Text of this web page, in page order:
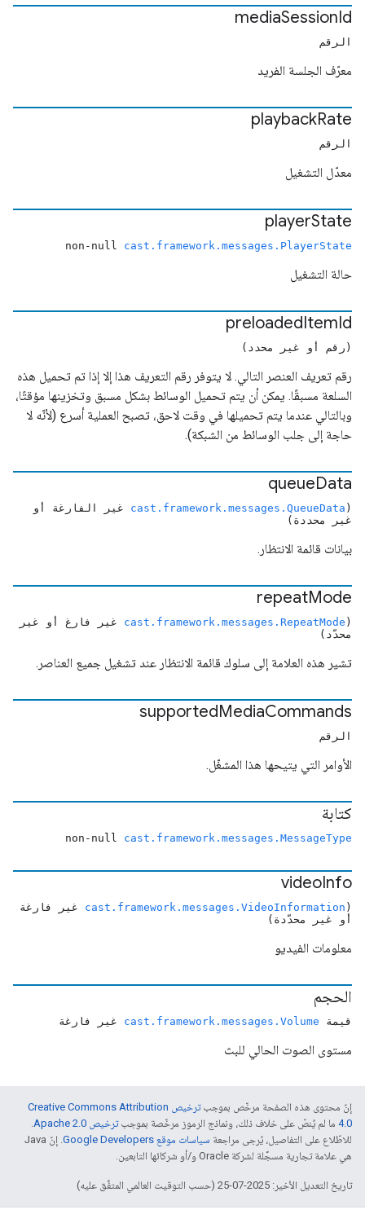
mediaSessionId
الرقم
معرّف الجلسة الفريد
playbackRate
الرقم
معدّل التشغيل
playerState
non-null cast.framework.messages.PlayerState
حالة التشغيل
preloadedItemId
(رقم أو غير محدد)
رقم تعريف العنصر التالي. لا يتوفر رقم التعريف هذا إلا إذا تم تحميل هذه
السلعة مسبقًا. يمكن أن يتم تحميل الوسائط بشكل مسبق وتخزينها مؤقتًا،
وبالتالي عندما يتم تحميلها في وقت لاحق، تصبح العملية أسرع (لأنّه لا
حاجة إلى جلب الوسائط من الشبكة).
queueData
(
cast.framework.messages.QueueData غير الفارغة أو
غير محددة)
بيانات قائمة الانتظار.
repeatMode
(
cast.framework.messages.RepeatMode غير فارغ أو غير
محدّد)
تشير هذه العلامة إلى سلوك قائمة الانتظار عند تشغيل جميع العناصر.
supportedMediaCommands
الرقم
الأوامر التي يتيحها هذا المشغّل.
كتابة
non-null cast.framework.messages.MessageType
videoInfo
(
cast.framework.messages.VideoInformation غير فارغة
أو غير محدّدة)
معلومات الفيديو
الحجم
قيمة cast.framework.messages.Volume غير فارغة
مستوى الصوت الحالي للبث
إنّ محتوى هذه الصفحة مرخّص بموجب
ترخيص Creative Commons Attribution
4.0‏ ما لم يُنصّ على خلاف ذلك، ونماذج الرموز مرخّصة بموجبترخيص Apache 2.0‏
.
للاطّلاع على التفاصيل، يُرجى مراجعة سياسات موقع Google Developers‏
. إنّ Java
هي علامة تجارية مسجَّلة لشركة Oracle و/أو شركائها التابعين.
تاريخ التعديل الأخير: 2025-07-25 (حسب التوقيت العالمي المتفَّق عليه)